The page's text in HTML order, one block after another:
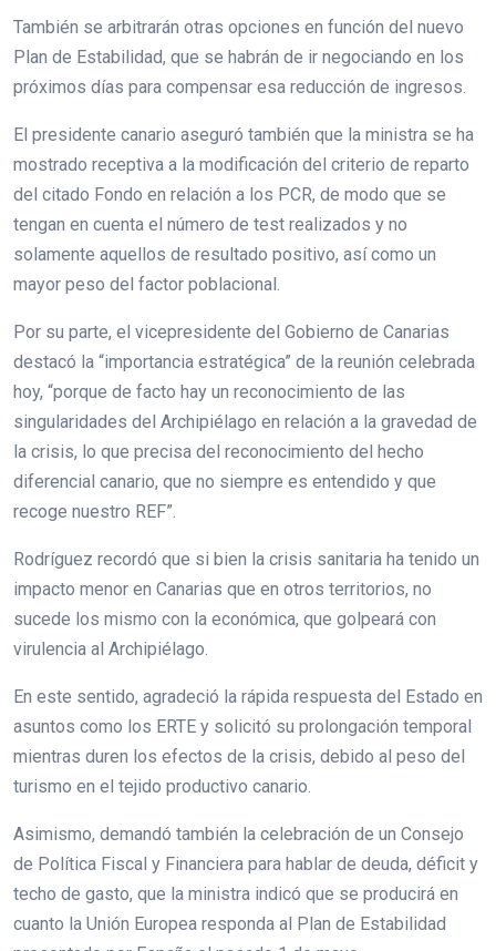
También se arbitrarán otras opciones en función del nuevo
Plan de Estabilidad, que se habrán de ir negociando en los
próximos días para compensar esa reducción de ingresos.
El presidente canario aseguró también que la ministra se ha
mostrado receptiva a la modificación del criterio de reparto
del citado Fondo en relación a los PCR, de modo que se
tengan en cuenta el número de test realizados y no
solamente aquellos de resultado positivo, así como un
mayor peso del factor poblacional.
Por su parte, el vicepresidente del Gobierno de Canarias
destacó la “importancia estratégica” de la reunión celebrada
hoy, “porque de facto hay un reconocimiento de las
singularidades del Archipiélago en relación a la gravedad de
la crisis, lo que precisa del reconocimiento del hecho
diferencial canario, que no siempre es entendido y que
recoge nuestro REF”.
Rodríguez recordó que si bien la crisis sanitaria ha tenido un
impacto menor en Canarias que en otros territorios, no
sucede los mismo con la económica, que golpeará con
virulencia al Archipiélago.
En este sentido, agradeció la rápida respuesta del Estado en
asuntos como los ERTE y solicitó su prolongación temporal
mientras duren los efectos de la crisis, debido al peso del
turismo en el tejido productivo canario.
Asimismo, demandó también la celebración de un Consejo
de Política Fiscal y Financiera para hablar de deuda, déficit y
techo de gasto, que la ministra indicó que se producirá en
cuanto la Unión Europea responda al Plan de Estabilidad